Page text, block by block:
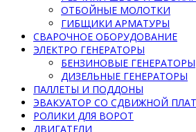
ОТБОЙНЫЕ МОЛОТКИ
ГИБЩИКИ АРМАТУРЫ
СВАРОЧНОЕ ОБОРУДОВАНИЕ
ЭЛЕКТРО ГЕНЕРАТОРЫ
БЕНЗИНОВЫЕ ГЕНЕРАТОРЫ
ДИЗЕЛЬНЫЕ ГЕНЕРАТОРЫ
ПАЛЛЕТЫ И ПОДДОНЫ
ЭВАКУАТОР СО СДВИЖНОЙ
РОЛИКИ ДЛЯ ВОРОТ
ДВИГАТЕЛИ